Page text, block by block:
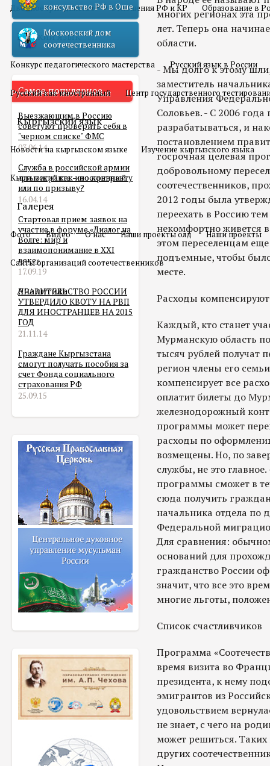
Двойное гражданство Отношения РФ и КР Образование в
Русский язык
Конкурс педагогического мастерства Русский язык в России
Русский как иностранный Центр государственного
Кыргызский язык
Новости на кыргызском языке Изучение кыргызского языка
Кыргызский как иностранный
Галерея
Фото Видео О нас Наши проекты олд Наши проекты
Сайты организаций соотечественников
Аналитика
консульство РФ в Оше
Московский дом
соотечественника
Самое популярное
Выезжающим в Россию
советуют проверить себя в
"черном списке" ФМС
03.06.14
Служба в российской армии
для мигранта – по контракту
или по призыву?
16.04.14
Стартовал прием заявок на
участие в форуме «Диалог на
Волге: мир и
взаимопонимание в XXI
веке»
17.09.19
ПРАВИТЕЛЬСТВО РОССИИ
УТВЕРДИЛО КВОТУ НА РВП
ДЛЯ ИНОСТРАНЦЕВ НА 2015
ГОД
21.11.14
Граждане Кыргызстана
смогут получать пособия за
счет Фонда социального
страхования РФ
25.09.15
многих регионах эта
лет. Теперь она
области.
- Мы долго к этому шли,
заместитель
Управления
Соловьев. - С 2006
разрабатываться, и
постановлением
госрочная целевая
добровольному
соотечественников,
2012 годы была
переехать в Россию
некомфортно живется
этом переселенцам
подъемные, чтобы
месте.
Расходы компенсируют
Каждый, кто станет
Мурманскую область
тысяч рублей получат
регион члены его
компенсирует все
оплатит билеты до
железнодорожный
программы может
расходы по
возмещены. Но, по
службы, не это
программы сможет в
сюда получить
начальника отдела по
Федеральной
Для сравнения:
оснований для
гражданство России
значит, что все это
многие льготы,
Список счастливчиков
Программа
время визита во
президента, к нему
эмигрантов из
удовольствием
не знает, с чего на
может решиться.
других